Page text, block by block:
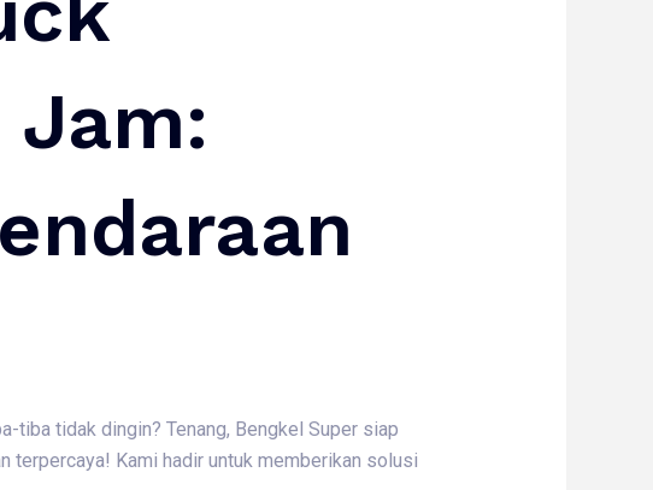
Jam:
tiba tidak dingin? Tenang, Bengkel Super siap
terpercaya! Kami hadir untuk memberikan solusi